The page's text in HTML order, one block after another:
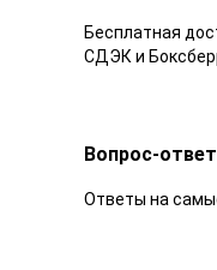
Бесплатная
СДЭК и
Вопрос-ответ
Ответы на